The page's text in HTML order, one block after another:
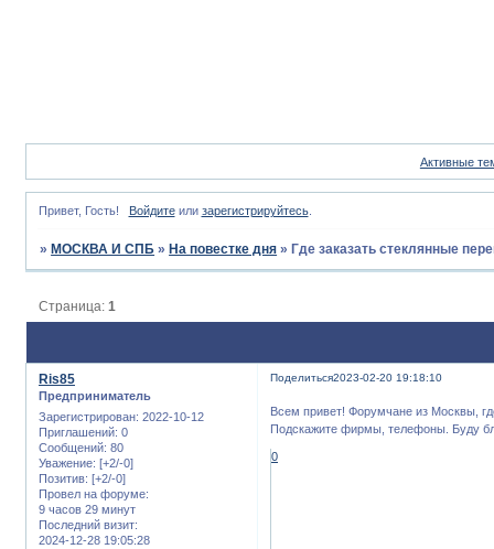
Активные
Привет, Гость! Войдитеили зарегистрируйтесь.
» МОСКВА И СПБ » На повестке дня » Где заказать стеклянные
Страница:1
Поделиться2023-02-20 19:18:10
Ris85
Предприниматель
Зарегистрирован: 2022-10-12
Приглашений: 0
Сообщений: 80
Уважение: [+2/-0]
Позитив: [+2/-0]
Провел на форуме:
9 часов 29 минут
Последний визит:
2024-12-28 19:05:28
Всем привет! Форумчане из Москвы,
Подскажите фирмы, телефоны. Буду
0